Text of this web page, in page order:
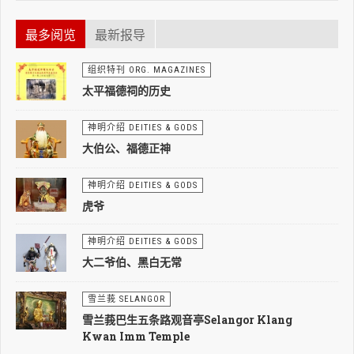
最多阅览 最新报导
组织特刊 ORG. MAGAZINES
太平福德祠的历史
神明介绍 DEITIES & GODS
大伯公、福德正神
神明介绍 DEITIES & GODS
虎爷
神明介绍 DEITIES & GODS
大二爷伯、黑白无常
雪兰莪 SELANGOR
雪兰莪巴生五条路观音亭Selangor Klang
Kwan Imm Temple